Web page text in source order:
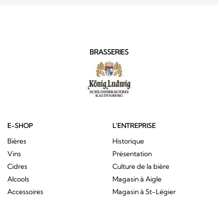
BRASSERIES
E-SHOP
Bières
Vins
Cidres
Alcools
Accessoires
L'ENTREPRISE
Historique
Présentation
Culture de la bière
Magasin à Aigle
Magasin à St-Légier